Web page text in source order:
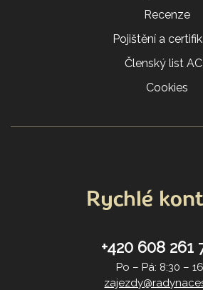
Recenze
Pojištění a
Členský list
Cookies
Rychlé
+420 608 261
Po – Pá: 8:30 –